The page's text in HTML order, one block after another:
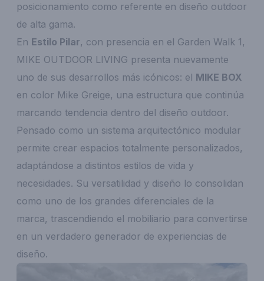
posicionamiento como referente en diseño outdoor
de alta gama.
En Estilo Pilar, con presencia en el Garden Walk 1,
MIKE OUTDOOR LIVING presenta nuevamente
uno de sus desarrollos más icónicos: el MIKE BOX
en color Mike Greige, una estructura que continúa
marcando tendencia dentro del diseño outdoor.
Pensado como un sistema arquitectónico modular
permite crear espacios totalmente personalizados,
adaptándose a distintos estilos de vida y
necesidades. Su versatilidad y diseño lo consolidan
como uno de los grandes diferenciales de la
marca, trascendiendo el mobiliario para convertirse
en un verdadero generador de experiencias de
diseño.